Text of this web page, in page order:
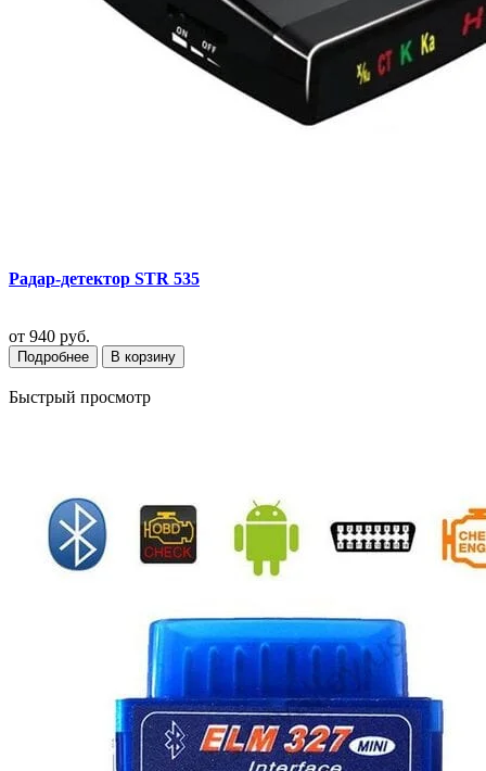
Радар-детектор STR 535
от 940 руб.
Подробнее В корзину
Быстрый просмотр